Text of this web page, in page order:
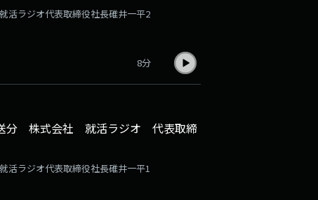
活ラジオ代表取締役社長碓井一平2
8分
分 株式会社 就活ラジオ 代表取締
活ラジオ代表取締役社長碓井一平1